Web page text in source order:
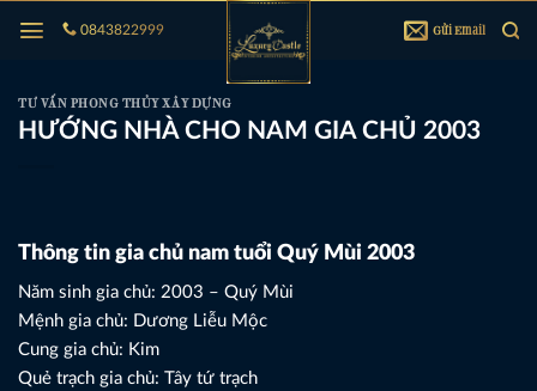
qua
dung
0843822999 Gửi Email
TƯ VẤN PHONG THỦY XÂY DỰNG
HƯỚNG NHÀ CHO NAM GIA CHỦ 2003
Thông tin gia chủ nam tuổi Quý Mùi 2003
Năm sinh gia chủ: 2003 – Quý Mùi
Mệnh gia chủ: Dương Liễu Mộc
Cung gia chủ: Kim
Quẻ trạch gia chủ: Tây tứ trạch